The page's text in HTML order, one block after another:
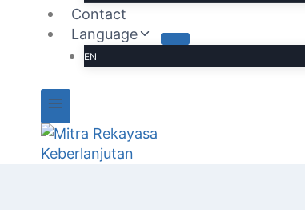
Contact
Language
EN